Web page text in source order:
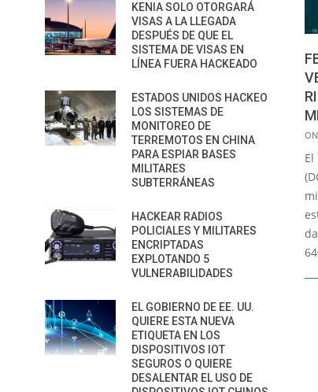
05
KENIA SOLO OTORGARÁ
VISAS A LA LLEGADA
DESPUÉS DE QUE EL
SISTEMA DE VISAS EN
LÍNEA FUERA HACKEADO
ESTADOS UNIDOS HACKEO
LOS SISTEMAS DE
MONITOREO DE
TERREMOTOS EN CHINA
PARA ESPIAR BASES
MILITARES
SUBTERRÁNEAS
HACKEAR RADIOS
POLICIALES Y MILITARES
ENCRIPTADAS
EXPLOTANDO 5
VULNERABILIDADES
EL GOBIERNO DE EE. UU.
QUIERE ESTA NUEVA
ETIQUETA EN LOS
DISPOSITIVOS IOT
SEGUROS O QUIERE
DESALENTAR EL USO DE